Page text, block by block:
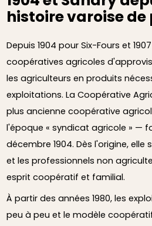
histoire varoise
Depuis 1904 pour Six-Fours et
coopératives agricoles
les agriculteurs en produits
exploitations. La Coopérative
plus ancienne coopérative
l'époque « syndicat agricole » —
décembre 1904. Dès l'origine, elle
et les professionnels non
esprit coopératif et familial.
À partir des années 1980, les
peu à peu et le modèle